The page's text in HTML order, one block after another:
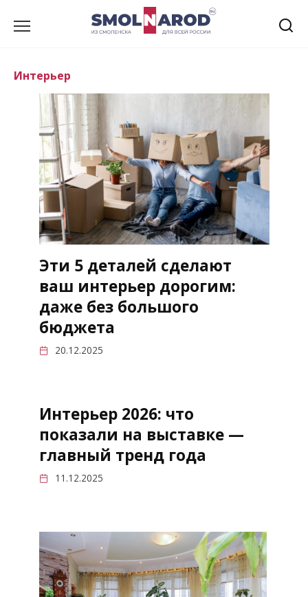
Интерьер
Эти 5 деталей сделают
ваш интерьер дорогим:
даже без большого
бюджета
20.12.2025
Интерьер 2026: что
показали на выставке —
главный тренд года
11.12.2025